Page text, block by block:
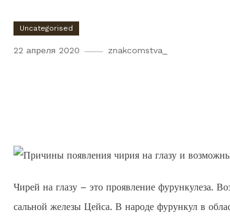
Uncategorised
22 апреля 2020 znakcomstva_
Чирей на глазу – это проявление фурункулеза.
сальной железы Цейса. В народе фурункул в